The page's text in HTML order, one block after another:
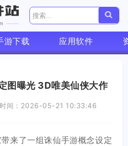
游下载 应用软件
图曝光 3D唯美仙侠大作
间：2026-05-21 10:33:46
来了一组诛仙手游概念设定